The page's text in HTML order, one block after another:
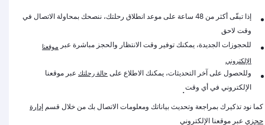
إذا تبقّى أكثر من 48 ساعة على موعد انطلاق رحلتك، ننصحك بمحاولة الاتصال في
وقت لاحق
للحجوزات الجديدة، يمكنك توفير وقت الانتظار والحجز مباشرة عبر
موقعنا
الإلكتروني
وللحصول على آخر التحديثات، يمكنك الاطلاع على حالة رحلتك عبر موقعنا
الإلكتروني في أي وقت.
كما نود تذكيرك بمراجعة وتحديث بياناتك ومعلومات الاتصال بك من خلال قسم إدارة
حجزي عبر موقعنا الإلكتروني